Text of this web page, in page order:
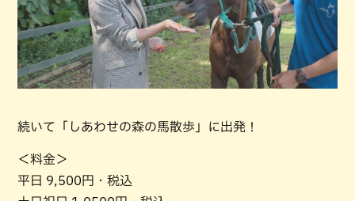
続いて「しあわせの森の馬散歩」に出発！
＜料金＞
平日 9,500円・税込